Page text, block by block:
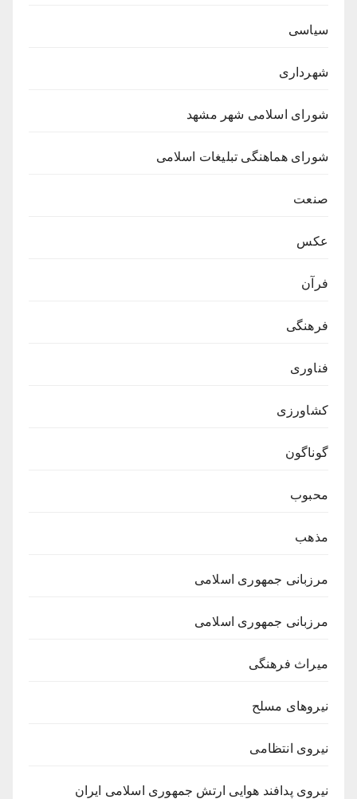
سیاسی
شهرداری
شورای اسلامی شهر مشهد
شورای هماهنگی تبلیغات اسلامی
صنعت
عکس
فرآن
فرهنگی
فناوری
کشاورزی
گوناگون
محبوب
مذهب
مرزبانی جمهوری اسلامی
مرزبانی جمهوری اسلامی
میراث فرهنگی
نیروهای مسلح
نیروی انتظامی
نیروی پدافند هوایی ارتش جمهوری اسلامی ایران